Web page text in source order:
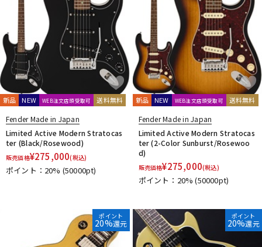
新品 NEW WEB注文店頭受取可 送料無料
Fender Made in Japan
Limited Active Modern Stratocas
ter (Black/Rosewood)
販売価格¥275,000(税込)
ポイント：20% (50000pt)
新品 NEW WEB注文店頭受取可 送料無料
Fender Made in Japan
Limited Active Modern Stratocas
ter (2-Color Sunburst/Rosewoo
d)
販売価格¥275,000(税込)
ポイント：20%(50000pt)
ポイント
20%還元
ポイント
20%還元